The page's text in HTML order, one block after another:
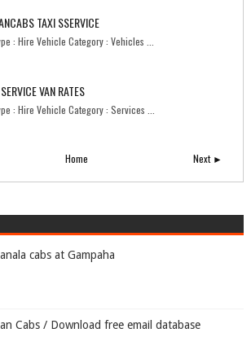
TAXI SSERVICE
: Hire Vehicle Category : Vehicles ...
VAN RATES
: Hire Vehicle Category : Services ...
Next ►
Home
cabs at Gampaha
Cabs / Download free email database